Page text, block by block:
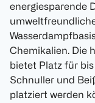
energiesparende
Chemikalien. Die
bietet Platz für
Schnuller und
platziert werden